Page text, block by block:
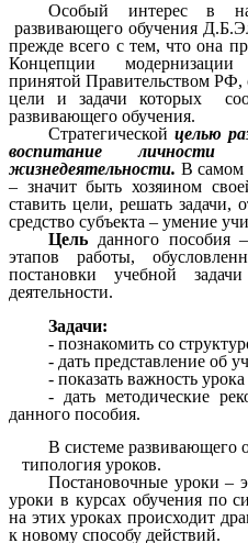
Особый интерес в
развивающего обучения
прежде всего с тем, что она
Концепции модернизации
принятой Правительством РФ,
цели и задачи которых
развивающего обучения.
Стратегической целью
воспитание личности
жизнедеятельности. В самом
– значит быть хозяином
ставить цели, решать задачи,
средство субъекта – умение
Цель данного пособия –
этапов работы,
постановки учебной
деятельности.
Задачи:
- познакомить со
- дать представление об
- показать важность
- дать методические
данного пособия.
В системе развивающего
типология уроков.
Постановочные уроки –
уроки в курсах обучения по
на этих уроках происходит
к новому способу действий.